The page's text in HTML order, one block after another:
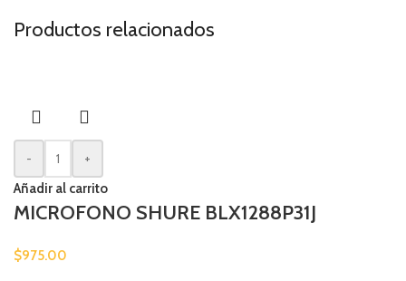
Productos relacionados
-
+
Añadir al carrito
MICROFONO SHURE BLX1288P31J
$975.00